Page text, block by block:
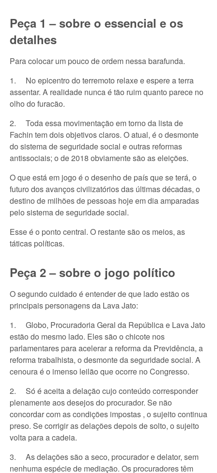
Peça 1 – sobre o essencial e os
detalhes
Para colocar um pouco de ordem nessa barafunda.
1. No epicentro do terremoto relaxe e espere a terra
assentar. A realidade nunca é tão ruim quanto parece no
olho do furacão.
2. Toda essa movimentação em torno da lista de
Fachin tem dois objetivos claros. O atual, é o desmonte
do sistema de seguridade social e outras reformas
antissociais; o de 2018 obviamente são as eleições.
O que está em jogo é o desenho de país que se terá, o
futuro dos avanços civilizatórios das últimas décadas, o
destino de milhões de pessoas hoje em dia amparadas
pelo sistema de seguridade social.
Esse é o ponto central. O restante são os meios, as
táticas políticas.
Peça 2 – sobre o jogo político
O segundo cuidado é entender de que lado estão os
principais personagens da Lava Jato:
1. Globo, Procuradoria Geral da República e Lava Jato
estão do mesmo lado. Eles são o chicote nos
parlamentares para acelerar a reforma da Previdência, a
reforma trabalhista, o desmonte da seguridade social. A
cenoura é o imenso leilão que ocorre no Congresso.
2. Só é aceita a delação cujo conteúdo corresponder
plenamente aos desejos do procurador. Se não
concordar com as condições impostas , o sujeito continua
preso. Se corrigir as delações depois de solto, o sujeito
volta para a cadeia.
3. As delações são a seco, procurador e delator, sem
nenhuma espécie de mediação. Os procuradores têm